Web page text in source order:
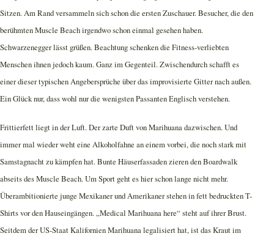
Sitzen. Am Rand versammeln sich schon die ersten Zuschauer. Besucher, die den
berühmten Muscle Beach irgendwo schon einmal gesehen haben.
Schwarzenegger lässt grüßen. Beachtung schenken die Fitness-verliebten
Menschen ihnen jedoch kaum. Ganz im Gegenteil. Zwischendurch schafft es
einer dieser typischen Angebersprüche über das improvisierte Gitter nach außen.
Ein Glück nur, dass wohl nur die wenigsten Passanten Englisch verstehen.
Frittierfett liegt in der Luft. Der zarte Duft von Marihuana dazwischen. Und
immer mal wieder weht eine Alkoholfahne an einem vorbei, die noch stark mit
Samstagnacht zu kämpfen hat. Bunte Häuserfassaden zieren den Boardwalk
abseits des Muscle Beach. Um Sport geht es hier schon lange nicht mehr.
Überambitionierte junge Mexikaner und Amerikaner stehen in fett bedruckten T-
Shirts vor den Hauseingängen. „Medical Marihuana here“ steht auf ihrer Brust.
Seitdem der US-Staat Kalifornien Marihuana legalisiert hat, ist das Kraut im